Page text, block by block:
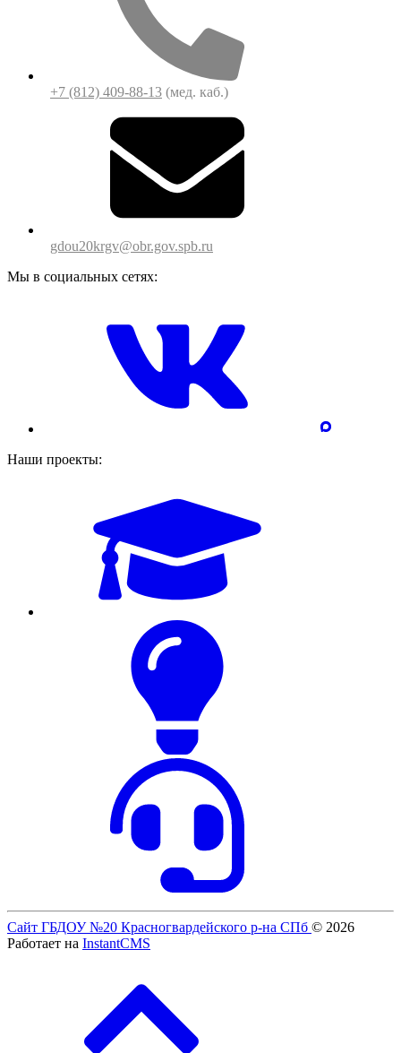
+7 (812) 409-88-13 (мед. каб.)
gdou20krgv@obr.gov.spb.ru
Мы в социальных сетях:
Наши проекты:
Сайт ГБДОУ №20 Красногвардейского р-на СПб © 2026
Работает на InstantCMS